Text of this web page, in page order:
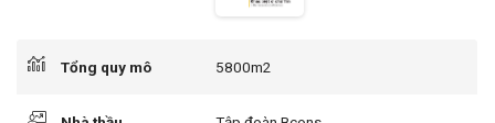
Tổng quy mô 5800m2